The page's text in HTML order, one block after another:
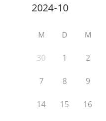
M D M
30 1 2
7 8 9
14 15 16